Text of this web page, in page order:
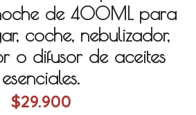
de 400ML para
coche, nebulizador,
o difusor de aceites
esenciales.
$29.900